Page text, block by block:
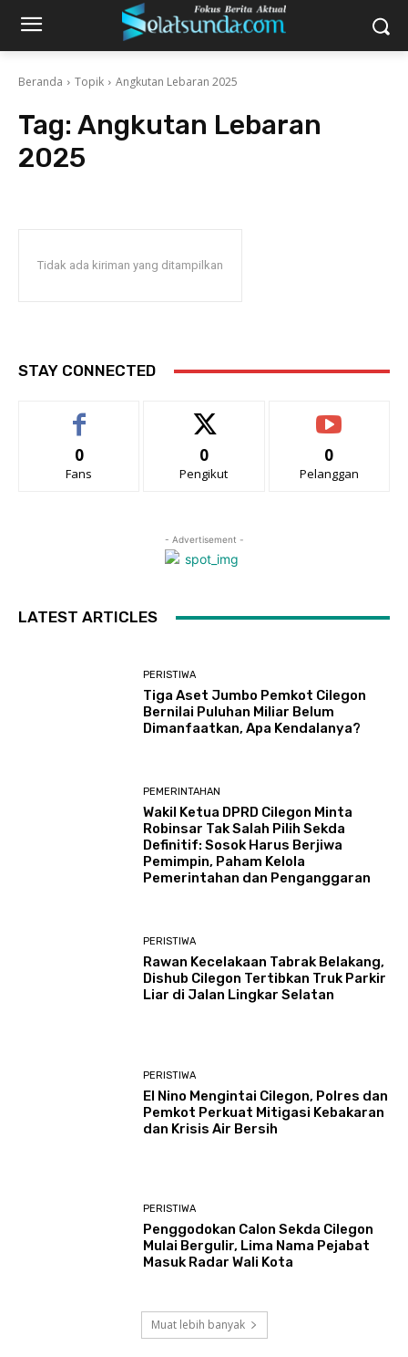
Beranda Topik Angkutan Lebaran 2025
Tag: Angkutan Lebaran
2025
Tidak ada kiriman yang ditampilkan
STAY CONNECTED
0
Fans
0
Pengikut
0
Pelanggan
- Advertisement -
LATEST ARTICLES
PERISTIWA
Tiga Aset Jumbo Pemkot Cilegon
Bernilai Puluhan Miliar Belum
Dimanfaatkan, Apa Kendalanya?
PEMERINTAHAN
Wakil Ketua DPRD Cilegon Minta
Robinsar Tak Salah Pilih Sekda
Definitif: Sosok Harus Berjiwa
Pemimpin, Paham Kelola
Pemerintahan dan Penganggaran
PERISTIWA
Rawan Kecelakaan Tabrak Belakang,
Dishub Cilegon Tertibkan Truk Parkir
Liar di Jalan Lingkar Selatan
PERISTIWA
El Nino Mengintai Cilegon, Polres dan
Pemkot Perkuat Mitigasi Kebakaran
dan Krisis Air Bersih
PERISTIWA
Penggodokan Calon Sekda Cilegon
Mulai Bergulir, Lima Nama Pejabat
Masuk Radar Wali Kota
Muat lebih banyak